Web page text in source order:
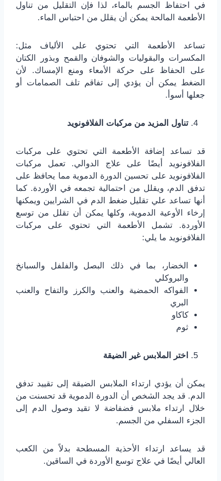
في احتفاظ الجسم بالماء، لذا فإن التقليل من تناول
الأطعمة المالحة يمكن أن يقلل من احتباس الماء.
تساعد الأطعمة التي تحتوي على الألياف مثل:
المكسرات والبقوليات والشوفان والقمح وبذور الكتان
على الحفاظ على حركة الأمعاء ومنع الإمساك. لأن
الضغط يمكن أن يؤدي إلى تفاقم تلف الصمامات أو
جعلها أسوأ.
تناول المزيد من مركبات الفلافونويد
قد تساعد إضافة الأطعمة التي تحتوي على مركبات
الفلافونويد أيضًا على علاج الدوالي. تعمل مركبات
الفلافونويد على تحسين الدورة الدموية مما يحافظ على
تدفق الدم، ويقلل من احتمالية تجمعه في الأوردة. كما
أنها تساعد علي تقليل ضغط الدم في الشرايين ويمكنها
إرخاء الأوعية الدموية، وكلها يمكن أن تقلل من توسع
الأوردة. تشمل الأطعمة التي تحتوي على مركبات
الفلافونويد ما يلي:
الخضار، بما في ذلك البصل والفلفل والسبانخ
والبروكلي
الفواكه الحمضية والعنب والكرز والتفاح والعنب
البري
كاكاو
ثوم
اختر الملابس غير الضيقة
يمكن أن يؤدي ارتداء الملابس الضيقة إلى تقييد تدفق
الدم. قد يجد الشخص أن الدورة الدموية قد تحسنت من
خلال ارتداء ملابس فضفاضة لا تقيد وصول الدم إلى
الجزء السفلي من الجسم.
قد يساعد ارتداء الأحذية المسطحة بدلاً من الكعب
العالي أيضًا في علاج توسع الأوردة في الساقين.